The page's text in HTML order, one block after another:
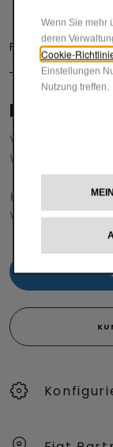
Folge uns
BRAUCHEN
Werktags Montag
KUNDENSERVICE:
Werktags Montag
Wenn Sie mehr
deren
Cookie-
Einstellungen
Nutzung treffen.